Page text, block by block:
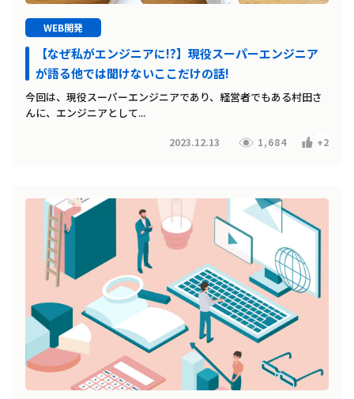
WEB開発
【なぜ私がエンジニアに!?】現役スーパーエンジニア
が語る他では聞けないここだけの話!
今回は、現役スーパーエンジニアであり、経営者でもある村田さ
んに、エンジニアとして...
2023.12.13 1,684 +2